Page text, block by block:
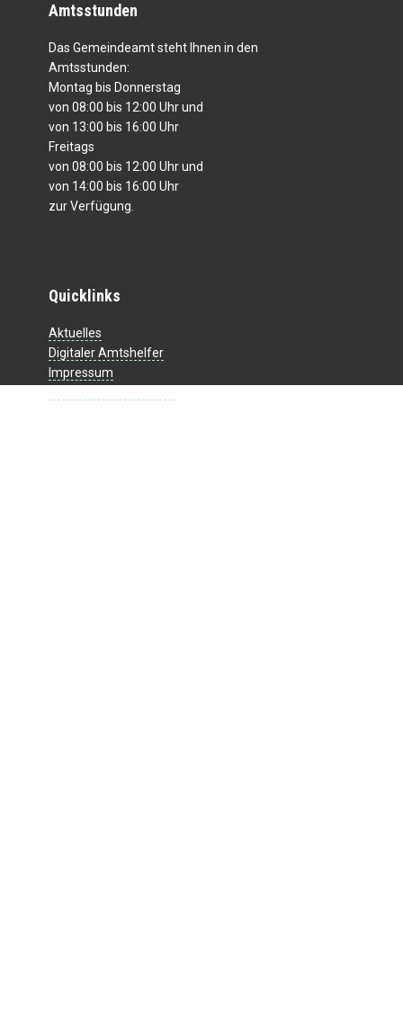
Amtsstunden
Das Gemeindeamt steht Ihnen in den
Amtsstunden:
Montag bis Donnerstag
von 08:00 bis 12:00 Uhr und
von 13:00 bis 16:00 Uhr
Freitags
von 08:00 bis 12:00 Uhr und
von 14:00 bis 16:00 Uhr
zur Verfügung.
Quicklinks
Aktuelles
Digitaler Amtshelfer
Impressum